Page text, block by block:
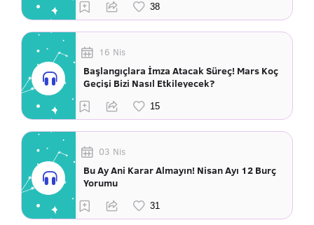
16 Nis
Başlangıçlara İmza Atacak Süreç! Mars Koç
Geçişi Bizi Nasıl Etkileyecek?
03 Nis
Bu Ay Ani Karar Almayın! Nisan Ayı 12 Burç
Yorumu